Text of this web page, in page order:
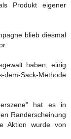
Produkt eigener
blieb diesmal
haben, einig
dem-Sack-Methode
hat es in
Randerscheinung
Aktion wurde von